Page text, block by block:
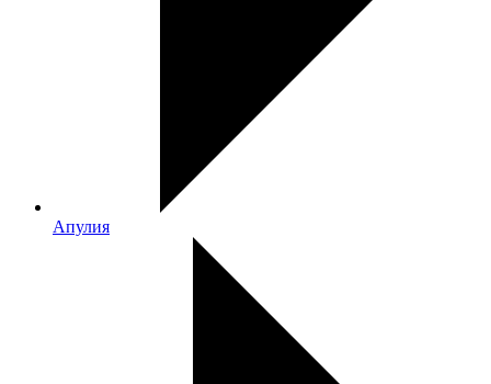
Апулия